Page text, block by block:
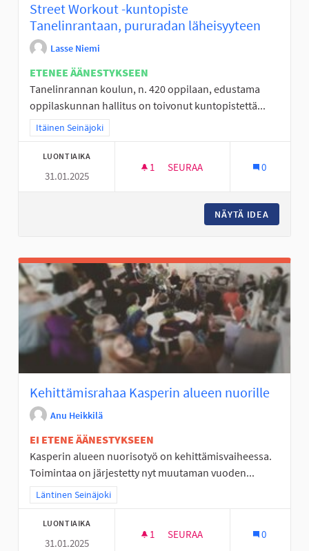
Street Workout -kuntopiste
Tanelinrantaan, pururadan läheisyyteen
Lasse Niemi
ETENEE ÄÄNESTYKSEEN
Tanelinrannan koulun, n. 420 oppilaan, edustama
oppilaskunnan hallitus on toivonut kuntopistettä...
Rajaa tulokset teeman mukaan: Itäinen Seinäjoki
Itäinen Seinäjoki
LUONTIAIKA
31.01.2025
1 1 SEURAAJA
SEURAA 0
NÄYTÄ IDEA
Kehittämisrahaa Kasperin alueen nuorille
Anu Heikkilä
EI ETENE ÄÄNESTYKSEEN
Kasperin alueen nuorisotyö on kehittämisvaiheessa.
Toimintaa on järjestetty nyt muutaman vuoden...
Rajaa tulokset teeman mukaan: Läntinen Seinäjoki
Läntinen Seinäjoki
LUONTIAIKA
31.01.2025
1 1 SEURAAJA
SEURAA 0